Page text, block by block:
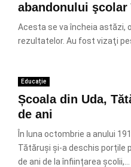
abandonului
Acesta se va încheia astăzi,
rezultatelor. Au fost vizaţi
Educație
Școala din Uda,
de ani
În luna octombrie a anului
Tătăruși și-a deschis porțile
de ani de la înființarea școlii,...